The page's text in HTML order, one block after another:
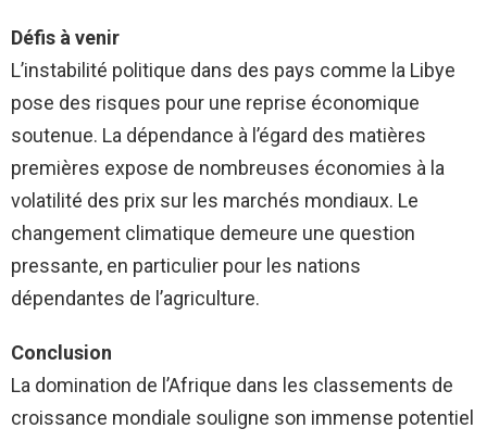
Défis à venir
L’instabilité politique dans des pays comme la Libye
pose des risques pour une reprise économique
soutenue. La dépendance à l’égard des matières
premières expose de nombreuses économies à la
volatilité des prix sur les marchés mondiaux. Le
changement climatique demeure une question
pressante, en particulier pour les nations
dépendantes de l’agriculture.
Conclusion
La domination de l’Afrique dans les classements de
croissance mondiale souligne son immense potentiel